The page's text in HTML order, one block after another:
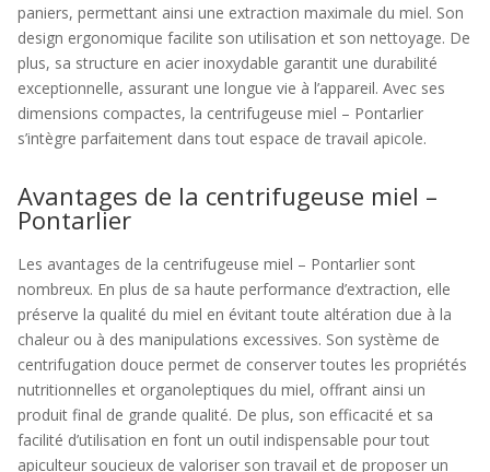
paniers, permettant ainsi une extraction maximale du miel. Son
design ergonomique facilite son utilisation et son nettoyage. De
plus, sa structure en acier inoxydable garantit une durabilité
exceptionnelle, assurant une longue vie à l’appareil. Avec ses
dimensions compactes, la centrifugeuse miel – Pontarlier
s’intègre parfaitement dans tout espace de travail apicole.
Avantages de la centrifugeuse miel –
Pontarlier
Les avantages de la centrifugeuse miel – Pontarlier sont
nombreux. En plus de sa haute performance d’extraction, elle
préserve la qualité du miel en évitant toute altération due à la
chaleur ou à des manipulations excessives. Son système de
centrifugation douce permet de conserver toutes les propriétés
nutritionnelles et organoleptiques du miel, offrant ainsi un
produit final de grande qualité. De plus, son efficacité et sa
facilité d’utilisation en font un outil indispensable pour tout
apiculteur soucieux de valoriser son travail et de proposer un